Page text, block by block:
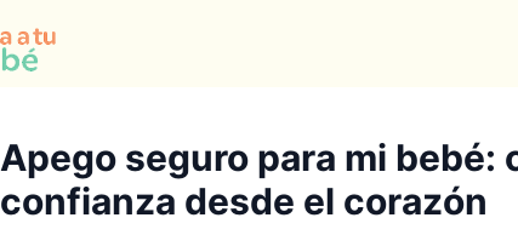
Apego seguro para mi
confianza desde el corazón